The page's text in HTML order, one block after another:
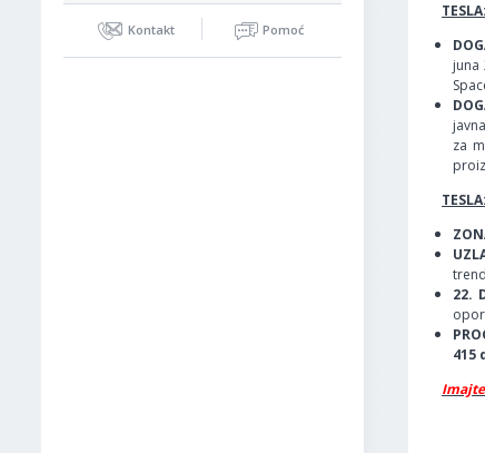
Kontakt Pomoć
juna
za
22.
415